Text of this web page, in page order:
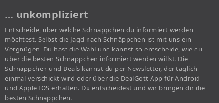
… unkompliziert
Entscheide, über welche Schnäppchen du informiert werden
möchtest. Selbst die Jagd nach Schnäppchen ist mit uns ein
Vergnügen. Du hast die Wahl und kannst so entscheide, wie du
über die besten Schnäppchen informiert werden willst. Die
Schnäppchen und Deals kannst du per Newsletter, der täglich
einmal verschickt wird oder über die DealGott App für Android
und Apple IOS erhalten. Du entscheidest und wir bringen dir die
besten Schnäppchen.